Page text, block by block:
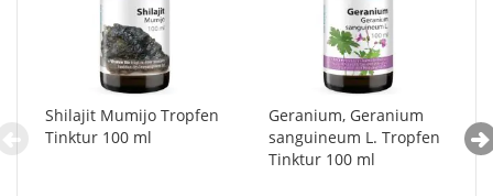
Shilajit Mumijo Tropfen
Tinktur 100 ml
Geranium, Geranium
sanguineum L. Tropfen
Tinktur 100 ml